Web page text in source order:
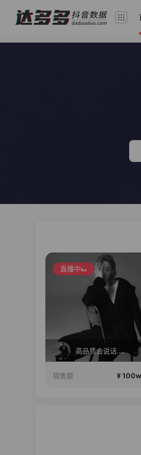
直播中
销售额 ¥